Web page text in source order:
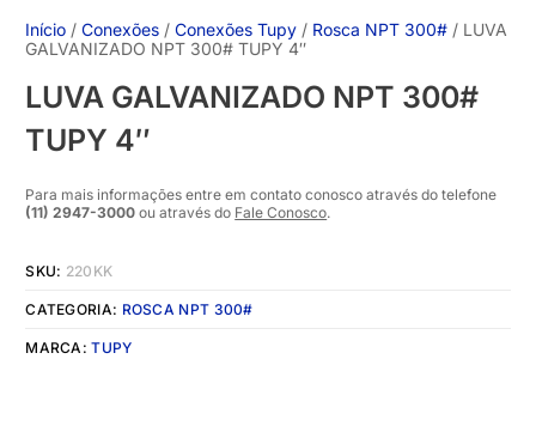
Início /Conexões /Conexões Tupy / Rosca NPT 300# / LUVA
GALVANIZADO NPT 300# TUPY 4″
LUVA GALVANIZADO NPT 300#
TUPY 4″
Para mais informações entre em contato conosco através do telefone
(11) 2947-3000 ou através do Fale Conosco.
SKU: 220KK
CATEGORIA: ROSCA NPT 300#
MARCA:TUPY